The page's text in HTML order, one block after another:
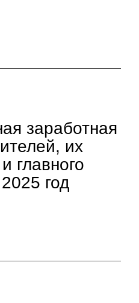
заработная
их
главного
год